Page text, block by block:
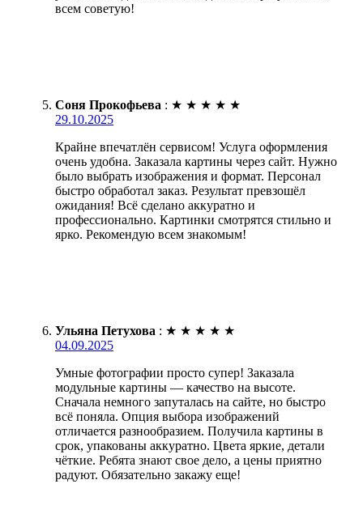
всем советую!
Соня Прокофьева : ★ ★ ★ ★ ★
29.10.2025
Крайне впечатлён сервисом! Услуга оформления
очень удобна. Заказала картины через сайт. Нужно
было выбрать изображения и формат. Персонал
быстро обработал заказ. Результат превзошёл
ожидания! Всё сделано аккуратно и
профессионально. Картинки смотрятся стильно и
ярко. Рекомендую всем знакомым!
Ульяна Петухова : ★ ★ ★ ★ ★
04.09.2025
Умные фотографии просто супер! Заказала
модульные картины — качество на высоте.
Сначала немного запуталась на сайте, но быстро
всё поняла. Опция выбора изображений
отличается разнообразием. Получила картины в
срок, упакованы аккуратно. Цвета яркие, детали
чёткие. Ребята знают свое дело, а цены приятно
радуют. Обязательно закажу еще!